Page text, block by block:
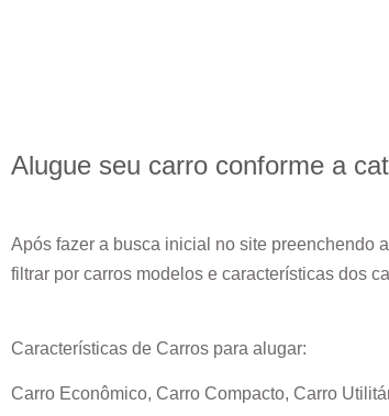
Alugue seu carro conforme a
Após fazer a busca inicial no site preenchendo
filtrar por carros modelos e características dos
Características de Carros para alugar:
Carro Econômico, Carro Compacto, Carro